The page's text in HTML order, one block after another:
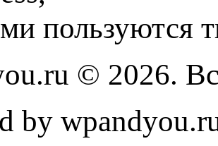
пользуются
© 2026.
by